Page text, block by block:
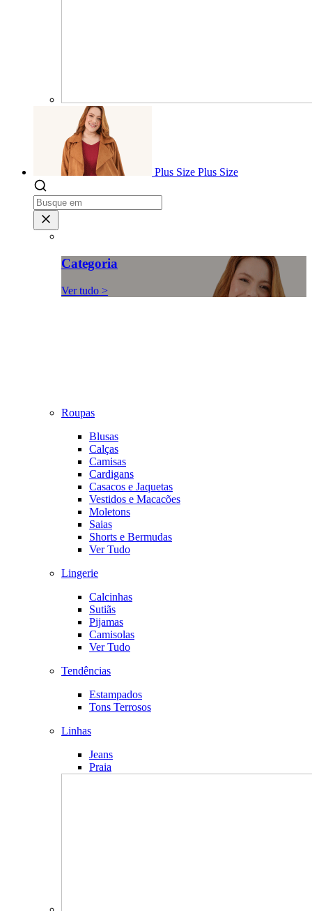
Plus Size Plus Size
Categoria
Ver tudo >
Roupas
Blusas
Calças
Camisas
Cardigans
Casacos e Jaquetas
Vestidos e Macacões
Moletons
Saias
Shorts e Bermudas
Ver Tudo
Lingerie
Calcinhas
Sutiãs
Pijamas
Camisolas
Ver Tudo
Tendências
Estampados
Tons Terrosos
Linhas
Jeans
Praia